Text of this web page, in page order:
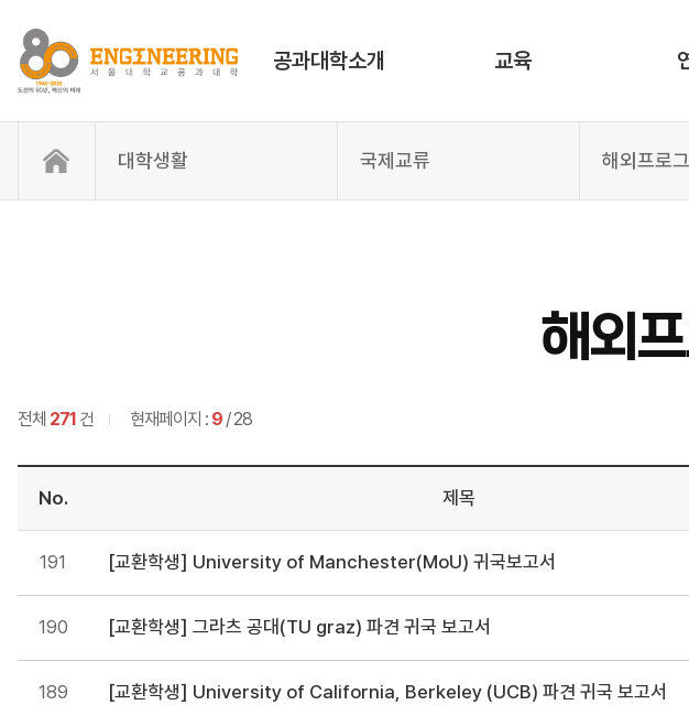
공과대학소개 교육
대학생활 국제교류 해외프로
해외
전체 271 건 현재페이지 : 9 / 28
No. 제목
191 [교환학생] University of Manchester(MoU) 귀국보고서
190 [교환학생] 그라츠 공대(TU graz) 파견 귀국 보고서
189 [교환학생] University of California, Berkeley (UCB) 파견 귀국 보고서